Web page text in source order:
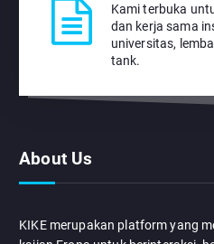
Kami terbuka
dan kerja sama
universitas,
tank.
About Us
KIKE merupakan platform yang